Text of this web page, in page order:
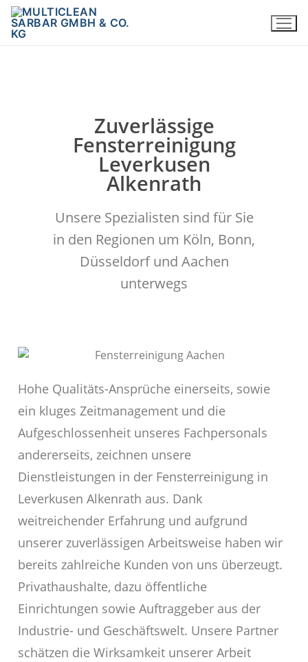
Zuverlässige
Fensterreinigung
Leverkusen
Alkenrath
Unsere Spezialisten sind für Sie
in den Regionen um Köln, Bonn,
Düsseldorf und Aachen
unterwegs
Hohe Qualitäts-Ansprüche einerseits, sowie
ein kluges Zeitmanagement und die
Aufgeschlossenheit unseres Fachpersonals
andererseits, zeichnen unsere
Dienstleistungen in der Fensterreinigung in
Leverkusen Alkenrath aus. Dank
weitreichender Erfahrung und aufgrund
unserer zuverlässigen Arbeitsweise haben wir
bereits zahlreiche Kunden von uns überzeugt.
Privathaushalte, dazu öffentliche
Einrichtungen sowie Auftraggeber aus der
Industrie- und Geschäftswelt. Unsere Partner
schätzen die Wirksamkeit unserer Arbeit